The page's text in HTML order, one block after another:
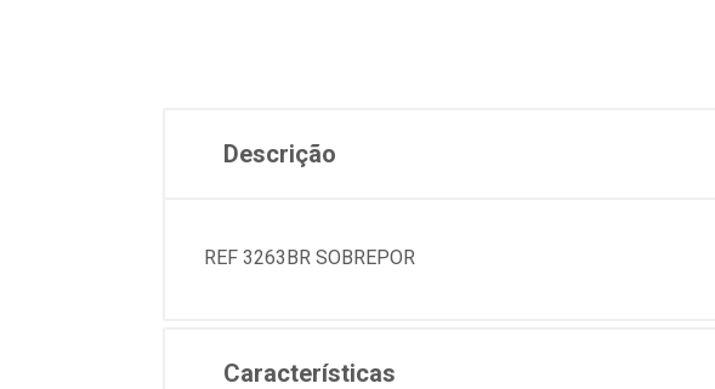
Descrição
REF 3263BR SOBREPOR
Características